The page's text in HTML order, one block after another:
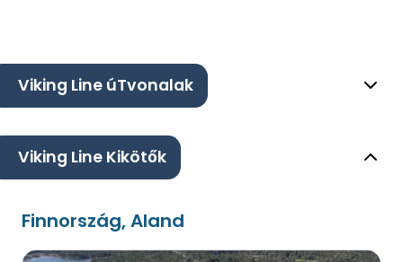
Viking Line úTvonalak
Viking Line Kikötők
Finnország, Aland